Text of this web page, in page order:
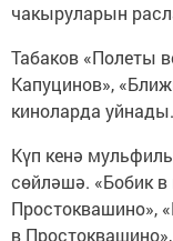
чакыруларын
Табаков «Полеты
Капуцинов»,
киноларда уйнады.
Күп кенә
сөйләшә. «Бобик в
Простоквашино»,
в